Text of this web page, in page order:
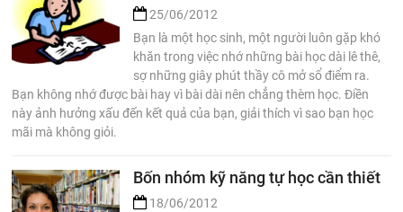
25/06/2012
Bạn là một học sinh, một người luôn gặp khó
khăn trong việc nhớ những bài học dài lê thê,
sợ những giây phút thầy cô mở sổ điểm ra.
Bạn không nhớ được bài hay vì bài dài nên chẳng thèm học. Điền
này ảnh hưởng xấu đến kết quả của bạn, giải thích vì sao bạn học
mãi mà không giỏi.
Bốn nhóm kỹ năng tự học cần thiết
18/06/2012